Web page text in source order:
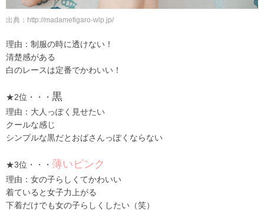
出典：http://madamefigaro-wlp.jp/
理由：制服の時に透けない！
清楚感がある
白のレースは定番でかわいい！
★2位・・・ 黒
理由：大人っぽく見せたい
クールな感じ
シンプルな黒だとおばさんっぽくならない
★3位・・・ 薄いピンク
理由：女の子らしくてかわいい
着ていると女子力上がる
下着だけでも女の子らしくしたい（笑）